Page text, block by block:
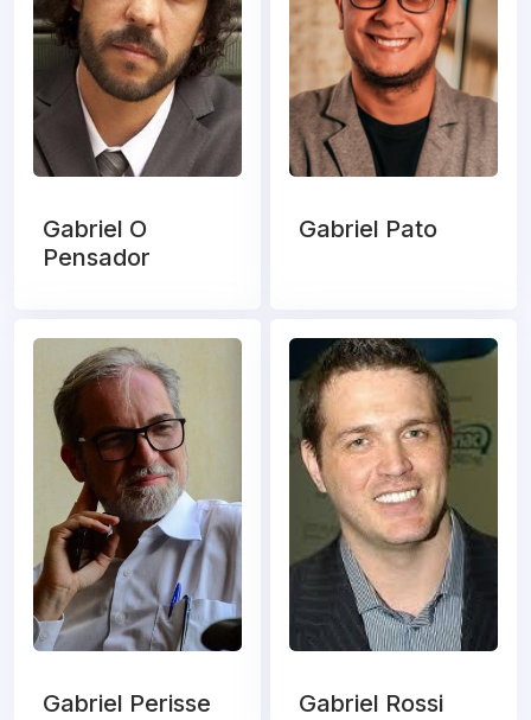
Gabriel O
Pensador
Gabriel Pato
Gabriel Perisse Gabriel Rossi